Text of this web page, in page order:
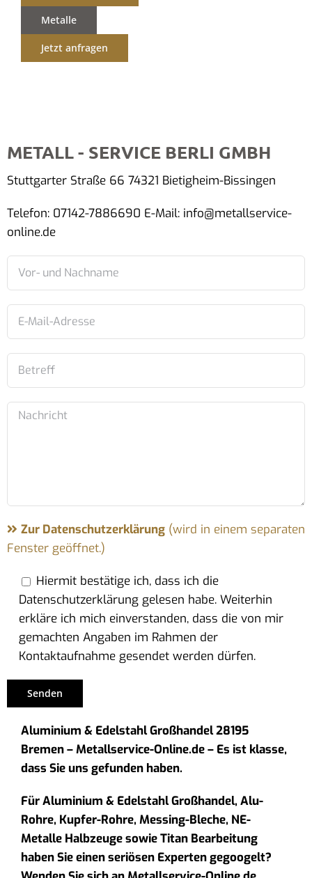
Metalle
Jetzt anfragen
METALL - SERVICE BERLI GMBH
Stuttgarter Straße 66 74321 Bietigheim-Bissingen
Telefon: 07142-7886690 E-Mail: info@metallservice-
online.de
Zur Datenschutzerklärung(wird in einem separaten
Fenster geöffnet.)
Hiermit bestätige ich, dass ich die
Datenschutzerklärung gelesen habe. Weiterhin
erkläre ich mich einverstanden, dass die von mir
gemachten Angaben im Rahmen der
Kontaktaufnahme gesendet werden dürfen.
Aluminium & Edelstahl Großhandel 28195
Bremen – Metallservice-Online.de – Es ist klasse,
dass Sie uns gefunden haben.
Für Aluminium & Edelstahl Großhandel, Alu-
Rohre, Kupfer-Rohre, Messing-Bleche, NE-
Metalle Halbzeuge sowie Titan Bearbeitung
haben Sie einen seriösen Experten gegoogelt?